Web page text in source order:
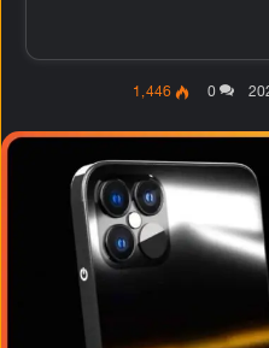
0 1٬446